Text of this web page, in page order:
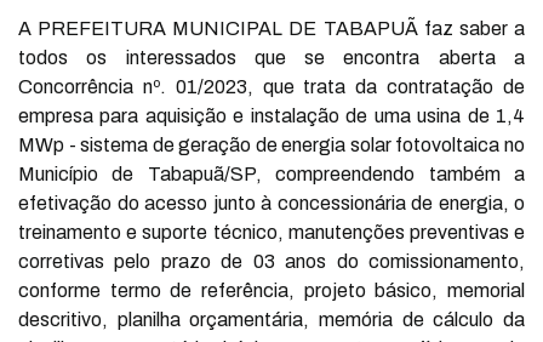
A PREFEITURA MUNICIPAL DE TABAPUÃ faz saber a
todos os interessados que se encontra aberta a
Concorrência nº. 01/2023, que trata da contratação de
empresa para aquisição e instalação de uma usina de 1,4
MWp - sistema de geração de energia solar fotovoltaica no
Município de Tabapuã/SP, compreendendo também a
efetivação do acesso junto à concessionária de energia, o
treinamento e suporte técnico, manutenções preventivas e
corretivas pelo prazo de 03 anos do comissionamento,
conforme termo de referência, projeto básico, memorial
descritivo, planilha orçamentária, memória de cálculo da